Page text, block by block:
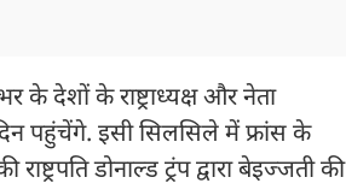
देशों के राष्ट्राध्यक्ष और नेता
पहुंचेंगे. इसी सिलसिले में फ्रांस के
डोनाल्ड ट्रंप द्वारा बेइज्जती की